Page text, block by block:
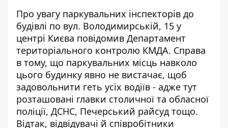
Про увагу паркувальних інспекторів до
будівлі по вул. Володимирській, 15 у
центрі Києва повідомив Департамент
територіального контролю КМДА. Справа
в тому, що паркувальних місць навколо
цього будинку явно не вистачає, щоб
задовольнити геть усіх водіїв - адже тут
розташовані главки столичної та обласної
поліції, ДСНС, Печерський райсуд тощо.
Відтак, відвідувачі й співробітники